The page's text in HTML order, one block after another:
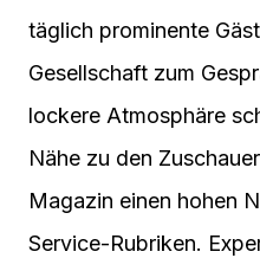
täglich prominente
Gesellschaft zum
lockere Atmosphäre
Nähe zu den
Magazin einen hohen
Service-Rubriken.